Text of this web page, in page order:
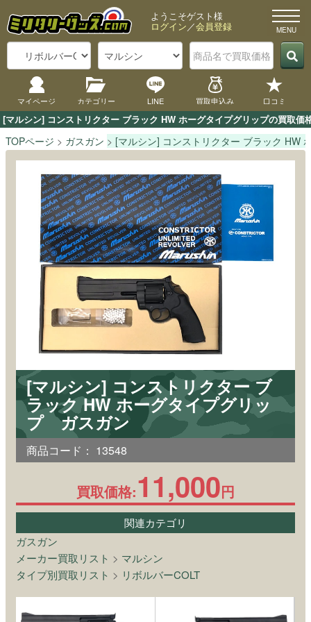
[マルシン] コンストリクター ブラック HW ホーグタイプグリップの買取
ようこそゲスト様
ログイン／会員登録
マイページ カテゴリー LINE 買取申込み 口コミ
TOPページ ガスガン [マルシン] コンストリクター ブラック HW
[マルシン] コンストリクター ブ
ラック HW ホーグタイプグリッ
プ ガスガン
商品コード： 13548
買取価格:11,000円
関連カテゴリ
ガスガン
メーカー買取リスト > マルシン
タイプ別買取リスト > リボルバーCOLT